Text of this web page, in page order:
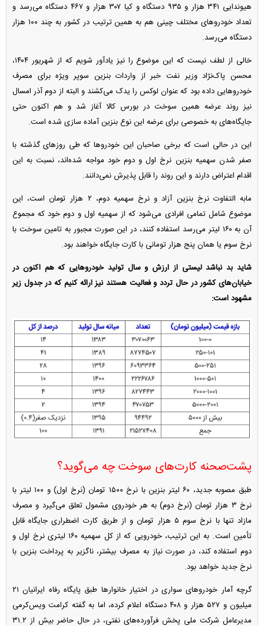
هیوندایی ۳۴۱ هزار و ۹۳۵ دستگاه و کیا ۳۰۷ هزار و ۴۶۷ دستگاه می‌رسد و
تعداد خودرو‌های مختلف چینی هم به همین ترتیب در کشور به چند ۱۰۰ هزار
دستگاه می‌رسد.
خالی از لطف نیست که این موضوع را نیز یادآور شویم که از شهریور ۱۴۰۴،
محسن پاک‌نژاد وزیر نفت خبر از واردات بنزین سوپر ویژه برای مصرف
خودرو‌هایی داده بود که عنوان لوکس را یدک می‌کشند و البته از دوم آذر امسال
نیز روند عرضه همین سوخت در بورس کالا آغاز شد و هم اکنون حتی
جایگاه‌های به خصوصی برای عرضه این نوع بنزین آماده سازی شده است.
این در حالی است که برخی صاحبان این خودرو‌ها که طی روز‌های گذشته با
صفر شدن سهمیه بنزین نرخ اول و دوم خود مواجه شده‌اند، نسبت به این
اقدام اعتراض دارند و این روند را قابل پذیرش نمی‌دانند.
مابه التفاوت نرخ بنزین آزاد و نرخ سهمیه دوم، ۲ هزار تومان است، این
موضوع شامل تمامی افرادی می‌شود که از سهمیه اول و دوم خود که مجموع
آن به ۱۶۰ لیتر می‌رسد استفاده کنند، در این صورت مجبور به تامین سوخت با
نرخ سوم یا همان پنج هزار تومانی با کارت جایگاه خواهند بود.
شاید بد نباشد لیستی از ارزش و سال تولید خودرو‌هایی که هم اکنون در
خیابان‌های کشور در حال تردد و فعالیت هستند نیز ارائه کنیم که در جدول زیر
مشهود است:
پشت‌صحنه کارت‌های سوخت چه می‌گوید؟
طبق مصوبه جدید، ۶۰ لیتر بنزین با نرخ ۱۵۰۰ تومان (نرخ اول) و ۱۰۰ لیتر با
نرخ ۳ هزار تومان (نرخ دوم) به هر خودروی مشمول تعلق می‌گیرد و مصرف
مازاد تنها با نرخ سوم ۵ هزار تومان و از طریق کارت اضطراری جایگاه قابل
تأمین است. به این ترتیب، خودرویی که از کل سهمیه ۱۶۰ لیتری نرخ اول و
دوم استفاده کند، در صورت نیاز به مصرف بیشتر، ناگزیر به پرداخت بنزین با
نرخ جدید خواهد بود.
گرچه آمار خودرو‌های سواری در اختیار خانوار‌ها طبق پایگاه رفاه ایرانیان ۲۱
میلیون و ۵۲۷ هزار و ۴۰۸ دستگاه اعلام کرده، اما به گفته کرامت ویس‌کرمی
مدیرعامل شرکت ملی پخش فرآورده‌های نفتی، در حال حاضر بیش از ۳۱.۲